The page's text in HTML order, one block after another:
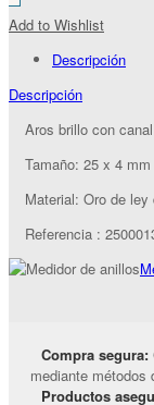
Add to Wishlist
Descripción
Descripción
Aros brillo con
Tamaño: 25 x 4 mm
Material: Oro de ley
Referencia :
Compra segura:
mediante métodos
Productos